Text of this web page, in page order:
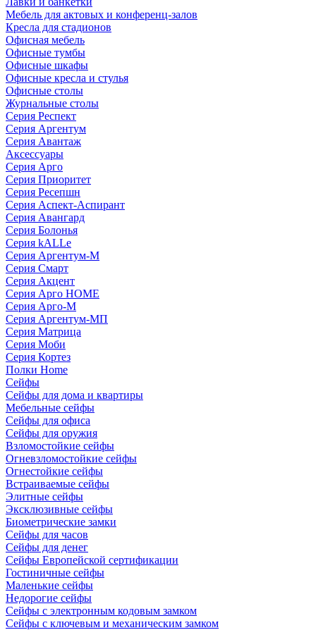
Мебель для актовых и конференц-залов
Кресла для стадионов
Офисная мебель
Офисные тумбы
Офисные шкафы
Офисные кресла и стулья
Офисные столы
Журнальные столы
Серия Респект
Серия Аргентум
Серия Авантаж
Аксессуары
Серия Арго
Серия Приоритет
Серия Ресепшн
Серия Аспект-Аспирант
Серия Авангард
Серия Болонья
Серия kALLe
Серия Аргентум-М
Серия Смарт
Серия Акцент
Серия Арго HOME
Серия Арго-М
Серия Аргентум-МП
Серия Матрица
Серия Моби
Серия Кортез
Полки Home
Сейфы
Сейфы для дома и квартиры
Мебельные сейфы
Сейфы для офиса
Сейфы для оружия
Взломостойкие сейфы
Огневзломостойкие сейфы
Огнестойкие сейфы
Встраиваемые сейфы
Элитные сейфы
Эксклюзивные сейфы
Биометрические замки
Сейфы для часов
Сейфы для денег
Сейфы Европейской сертификации
Гостиничные сейфы
Маленькие сейфы
Недорогие сейфы
Сейфы с электронным кодовым замком
Сейфы с ключевым и механическим замком